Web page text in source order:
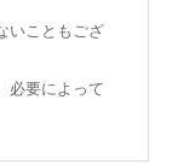
いこともござ
必要によって